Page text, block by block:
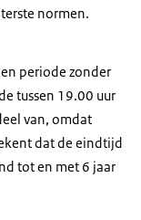
normen.
periode zonder
tussen 19.00 uur
van, omdat
dat de eindtijd
tot en met 6 jaar